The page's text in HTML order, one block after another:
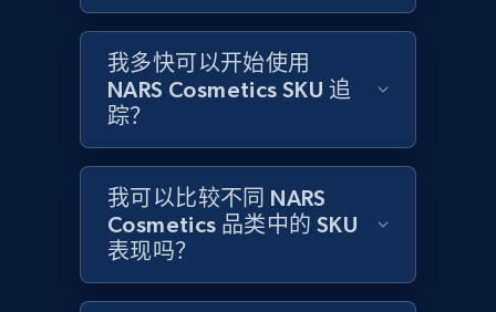
and more.
2.1K+ 353+
Home Depot US - Discover products by
specified URL
URL, Domain, Country code, Model number,
Sku, Product id, Product name, Manufacturer,
and more.
我多快可以开始使用
NARS Cosmetics SKU 追
踪？
我可以比较不同 NARS
Cosmetics 品类中的 SKU
表现吗？